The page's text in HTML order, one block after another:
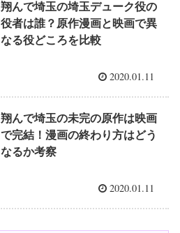
翔んで埼玉の埼玉デューク役の
役者は誰？原作漫画と映画で異
なる役どころを比較
2020.01.11
翔んで埼玉の未完の原作は映画
で完結！漫画の終わり方はどう
なるか考察
2020.01.11